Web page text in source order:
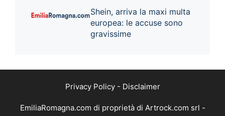
Shein, arriva la maxi multa
europea: le accuse sono
gravissime
Privacy Policy- Disclaimer
EmiliaRomagna.com di proprietà di Artrock.com srl -